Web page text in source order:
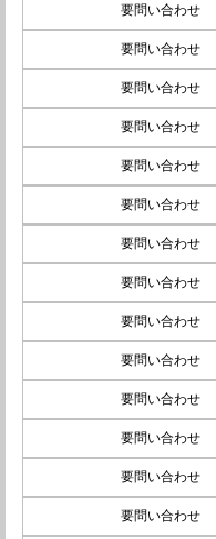
要問い合わせ
要問い合わせ
要問い合わせ
要問い合わせ
要問い合わせ
要問い合わせ
要問い合わせ
要問い合わせ
要問い合わせ
要問い合わせ
要問い合わせ
要問い合わせ
要問い合わせ
要問い合わせ